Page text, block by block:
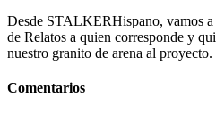
Desde STALKERHispano, vamos a
de Relatos a quien corresponde y
nuestro granito de arena al proyecto.
Comentarios